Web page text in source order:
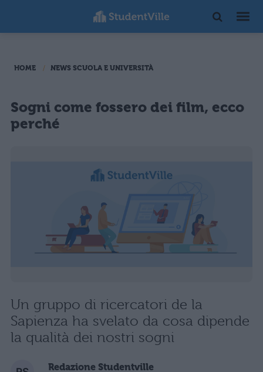
HOME NEWS SCUOLA E UNIVERSITÀ
Sogni come fossero dei film, ecco
perché
Un gruppo di ricercatori de la
Sapienza ha svelato da cosa dipende
la qualità dei nostri sogni
Redazione Studentville